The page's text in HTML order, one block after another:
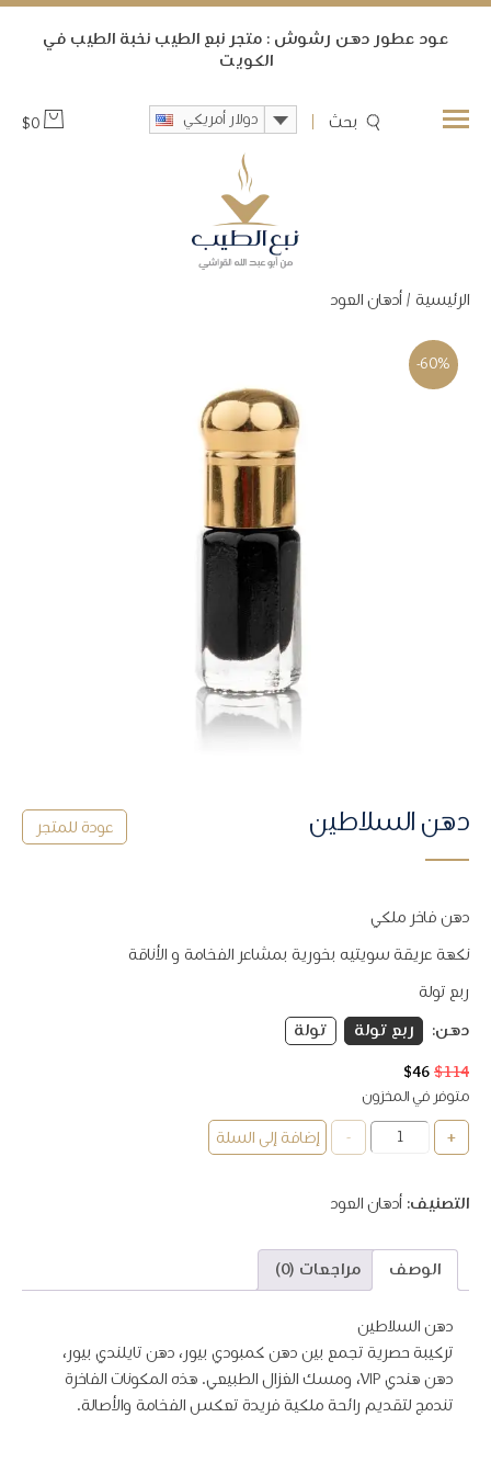
ﻋﻮﺩ ﻋﻄﻮﺭ ﺩﻫﻦ ﺭﺷﻮﺵ : متجر نبع الطيب ﻧﺨﺒﺔ ﺍﻟﻄﻴﺐ ﻓﻲ
ﺍﻟﻜﻮﻳﺖ
بحث دولار أمريكي $0
الرئيسية / أدهان ﺍﻟﻌﻮﺩ
دهن السلاطين ﻋﻮﺩﺓ ﻟﻠﻤﺘﺠﺮ
دهن فاخر ملكي
نكهة عريقة سويتيه بخورية بمشاعر الفخامة و الأناقة
ربع تولة
دهن:
ربع تولة
تولة
$114 السعر
الأصلي
هو:
$46
الحالي
هو:
$46.
-60%
متوفر في المخزون
+
كمية
- إضافة إلى السلة
التصنيف: أدهان ﺍﻟﻌﻮﺩ
الوصف مراجعات (0)
دهن السلاطين
تركيبة حصرية تجمع بين دهن كمبودي بيور، دهن تايلندي بيور،
دهن هندي VIP، ومسـك الغزال الطبيعي. هذه المكونات الفاخرة
تندمج لتقديم رائحة ملكية فريدة تعكس الفخامة والأصالة.